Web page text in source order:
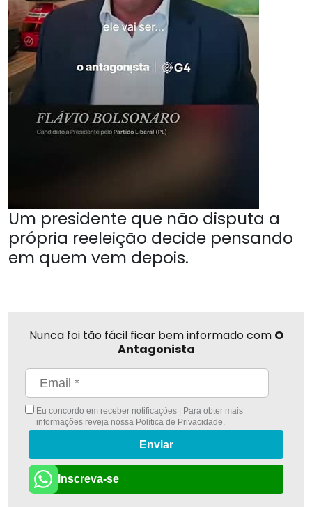
Um presidente que não disputa a
própria reeleição decide pensando
em quem vem depois.
Nunca foi tão fácil ficar bem informado com O
Antagonista
Eu concordo em receber notificações | Para obter mais
informações reveja nossa Política de Privacidade.
Enviar
Inscreva-se